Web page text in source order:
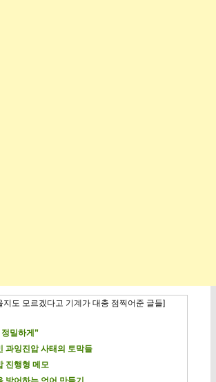
지도 모르겠다고 기계가 대충 점찍어준 글들]
밀하게”
과잉진압 사태의 토막들
진행형 메모